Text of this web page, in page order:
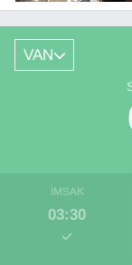
VAN
İMSAK
03:30